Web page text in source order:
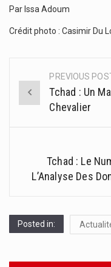
Par Issa Adoum
Crédit photo : Casimir Du
Post
navigation
PREVIOUS
Tchad : Un
Chevalier
Tchad : Le
L’Analyse Des
Posted in: